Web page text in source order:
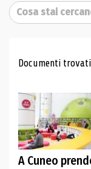
Cerca
Documenti
A Cuneo